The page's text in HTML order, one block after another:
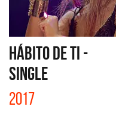
HÁBITO DE TI -
SINGLE
2017